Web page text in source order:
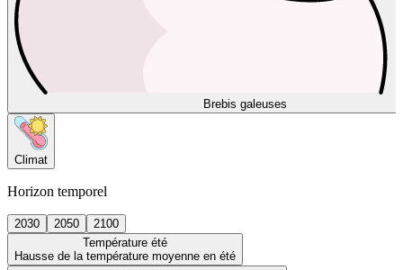
Brebis galeuses
Climat
Horizon temporel
2030 2050
2100
Température été
Hausse de la température moyenne en été